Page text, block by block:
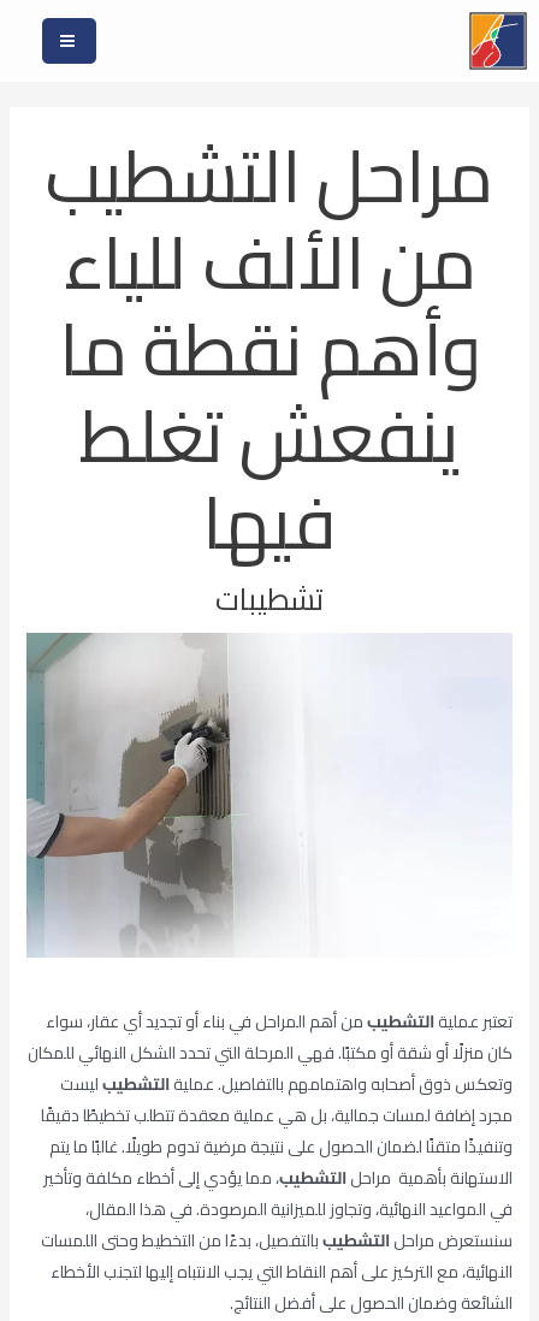
تخطي
المحتوى
مراحل التشطيب
من الألف للياء
وأهم نقطة ما
ينفعش تغلط
فيها
تشطيبات
تعتبر عمليةالتشطيبمن أهم المراحل في بناء أو تجديد أي عقار، سواء
كان منزلًا أو شقة أو مكتبًا. فهي المرحلة التي تحدد الشكل النهائي للمكان
وتعكس ذوق أصحابه واهتمامهم بالتفاصيل. عمليةالتشطيبليست
مجرد إضافة لمسات جمالية، بل هي عملية معقدة تتطلب تخطيطًا دقيقًا
وتنفيذًا متقنًا لضمان الحصول على نتيجة مرضية تدوم طويلًا. غالبًا ما يتم
الاستهانة بأهمية مراحلالتشطيب، مما يؤدي إلى أخطاء مكلفة وتأخير
في المواعيد النهائية، وتجاوز للميزانية المرصودة. في هذا المقال،
سنستعرض مراحلالتشطيببالتفصيل، بدءًا من التخطيط وحتى اللمسات
النهائية، مع التركيز على أهم النقاط التي يجب الانتباه إليها لتجنب الأخطاء
الشائعة وضمان الحصول على أفضل النتائج.